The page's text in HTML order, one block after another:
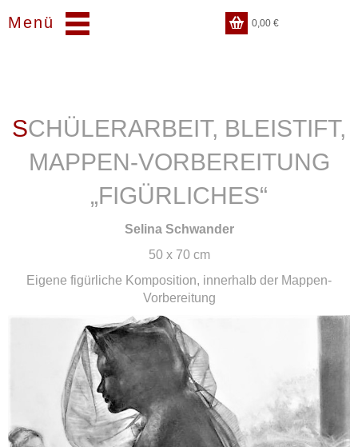
Menü 0,00€
SCHÜLERARBEIT, BLEISTIFT,
MAPPEN-VORBEREITUNG
„FIGÜRLICHES“
Selina Schwander
50 x 70 cm
Eigene figürliche Komposition, innerhalb der Mappen-
Vorbereitung